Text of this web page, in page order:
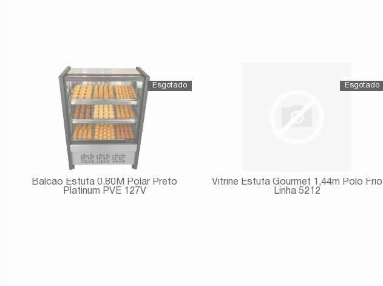
Balcão Estufa 0,80M Polar Preto
Platinum PVE 127V
Vitrine Estufa Gourmet 1,44m Polo Frio
Linha 5212